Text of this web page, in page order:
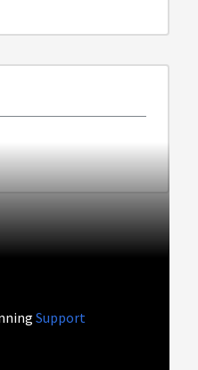
Support